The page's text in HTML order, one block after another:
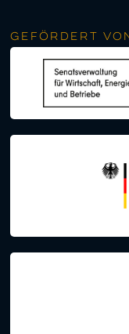
Gefördert